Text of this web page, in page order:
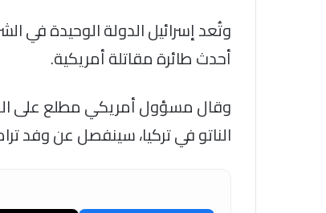
أحدث طائرة مقاتلة أمريكية.
الناتو في تركيا، سينفصل عن وفد